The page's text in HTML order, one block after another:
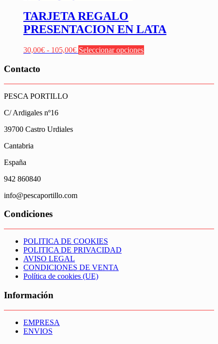
desde
25,00€
hasta
Las
se
pueden
la
TARJETA REGALO
PRESENTACION EN LATA
30,00€ - 105,00€Rango
30,00€
Seleccionar opciones
variantes.
Contacto
PESCA PORTILLO
C/ Ardigales nº16
39700 Castro Urdiales
Cantabria
España
942 860840
info@pescaportillo.com
Condiciones
POLITICA DE COOKIES
POLITICA DE PRIVACIDAD
AVISO LEGAL
CONDICIONES DE VENTA
Política de cookies (UE)
Información
EMPRESA
ENVIOS